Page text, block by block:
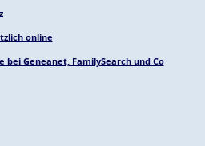
online
bei Geneanet, FamilySearch und Co